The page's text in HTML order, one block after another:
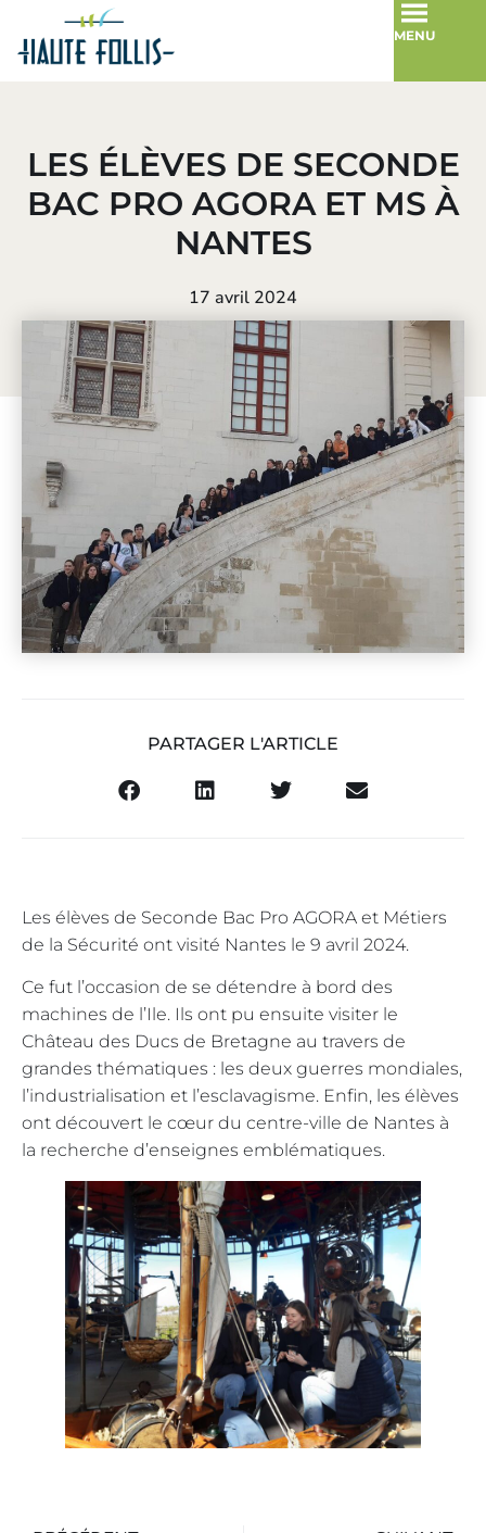
MENU
LES ÉLÈVES DE SECONDE
BAC PRO AGORA ET MS À
NANTES
17 avril 2024
PARTAGER L'ARTICLE
Les élèves de Seconde Bac Pro AGORA et Métiers
de la Sécurité ont visité Nantes le 9 avril 2024.
Ce fut l’occasion de se détendre à bord des
machines de l’Ile. Ils ont pu ensuite visiter le
Château des Ducs de Bretagne au travers de
grandes thématiques : les deux guerres mondiales,
l’industrialisation et l’esclavagisme. Enfin, les élèves
ont découvert le cœur du centre-ville de Nantes à
la recherche d’enseignes emblématiques.